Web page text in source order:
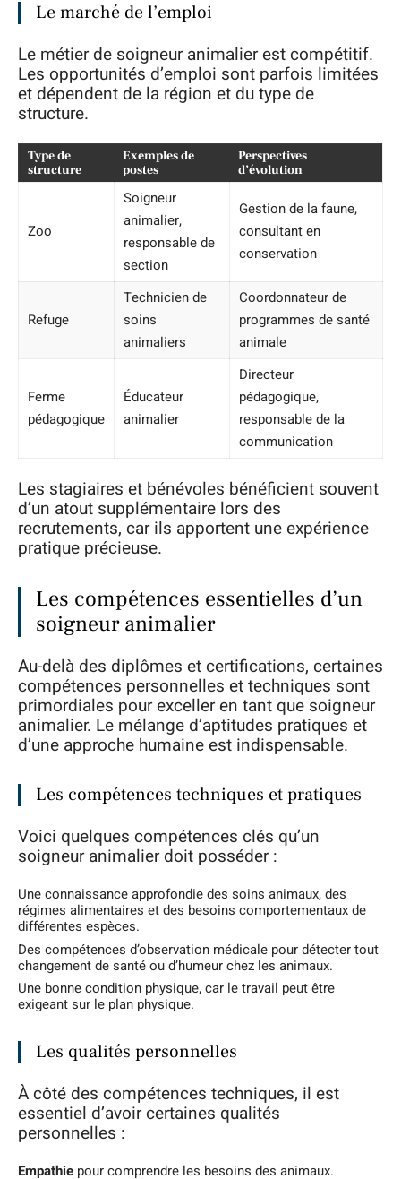
Le marché de l’emploi
Le métier de soigneur animalier est compétitif.
Les opportunités d’emploi sont parfois limitées
et dépendent de la région et du type de
structure.
Type de
structure
Exemples de
postes
Perspectives
d’évolution
Zoo
Soigneur
animalier,
responsable de
section
Gestion de la faune,
consultant en
conservation
Refuge
Technicien de
soins
animaliers
Coordonnateur de
programmes de santé
animale
Ferme
pédagogique
Éducateur
animalier
Directeur
pédagogique,
responsable de la
communication
Les stagiaires et bénévoles bénéficient souvent
d’un atout supplémentaire lors des
recrutements, car ils apportent une expérience
pratique précieuse.
Les compétences essentielles d’un
soigneur animalier
Au-delà des diplômes et certifications, certaines
compétences personnelles et techniques sont
primordiales pour exceller en tant que soigneur
animalier. Le mélange d’aptitudes pratiques et
d’une approche humaine est indispensable.
Les compétences techniques et pratiques
Voici quelques compétences clés qu’un
soigneur animalier doit posséder :
Une connaissance approfondie des soins animaux, des
régimes alimentaires et des besoins comportementaux de
différentes espèces.
Des compétences d’observation médicale pour détecter tout
changement de santé ou d’humeur chez les animaux.
Une bonne condition physique, car le travail peut être
exigeant sur le plan physique.
Les qualités personnelles
À côté des compétences techniques, il est
essentiel d’avoir certaines qualités
personnelles :
Empathie pour comprendre les besoins des animaux.